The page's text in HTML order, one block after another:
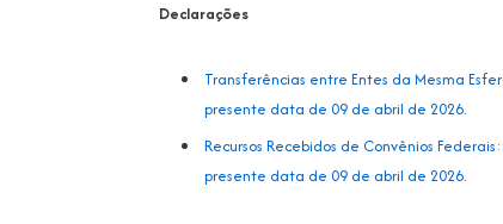
Declarações
Transferências entre Entes da Mesma
presente data de 09 de abril de 2026.
Recursos Recebidos de Convênios
presente data de 09 de abril de 2026.